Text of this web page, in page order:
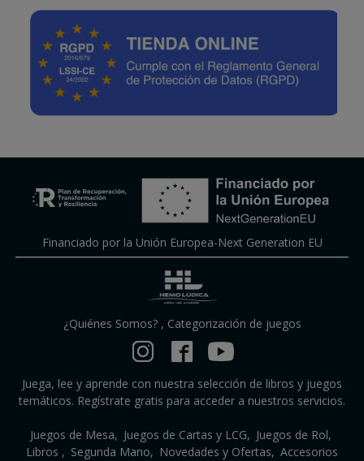
Financiado por la Unión Europea-Next Generation EU
¿Quiénes Somos?, Categorización de juegos
Juega, lee y aprende con nuestra selección de libros y juegos
temáticos. Regístrate gratis para acceder a nuestros servicios.
Juegos de Mesa Juegos de Cartas y LCG
Juegos de Rol
Libros
Segunda Mano Novedades y Ofertas Accesorios